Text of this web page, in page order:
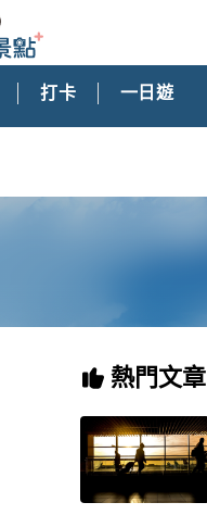
打卡 一日遊
熱門文章